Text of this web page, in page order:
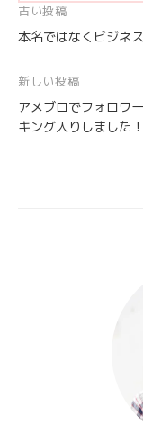
投
稿
ナ
ビ
ゲ
古い投稿
本名ではなくビジネ
新しい投稿
アメブロでフォロワ
キング入りしました！